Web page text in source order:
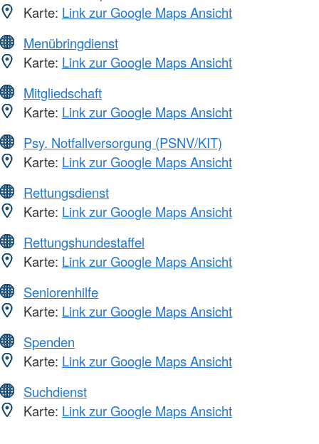
Karte: Link zur Google Maps Ansicht
Menübringdienst
Karte: Link zur Google Maps Ansicht
Mitgliedschaft
Karte: Link zur Google Maps Ansicht
Psy. Notfallversorgung (PSNV/KIT)
Karte: Link zur Google Maps Ansicht
Rettungsdienst
Karte: Link zur Google Maps Ansicht
Rettungshundestaffel
Karte: Link zur Google Maps Ansicht
Seniorenhilfe
Karte: Link zur Google Maps Ansicht
Spenden
Karte: Link zur Google Maps Ansicht
Suchdienst
Karte: Link zur Google Maps Ansicht